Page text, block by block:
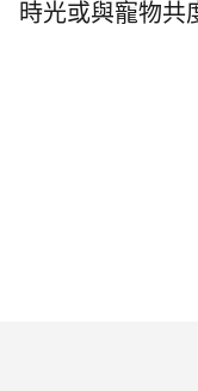
時光或與寵物共